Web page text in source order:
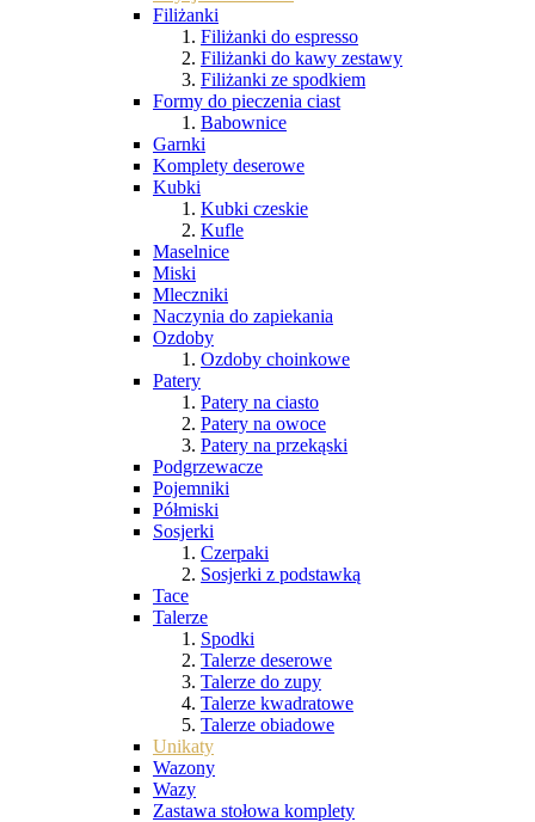
Filiżanki
Filiżanki do espresso
Filiżanki do kawy zestawy
Filiżanki ze spodkiem
Formy do pieczenia ciast
Babownice
Garnki
Komplety deserowe
Kubki
Kubki czeskie
Kufle
Maselnice
Miski
Mleczniki
Naczynia do zapiekania
Ozdoby
Ozdoby choinkowe
Patery
Patery na ciasto
Patery na owoce
Patery na przekąski
Podgrzewacze
Pojemniki
Półmiski
Sosjerki
Czerpaki
Sosjerki z podstawką
Tace
Talerze
Spodki
Talerze deserowe
Talerze do zupy
Talerze kwadratowe
Talerze obiadowe
Unikaty
Wazony
Wazy
Zastawa stołowa komplety